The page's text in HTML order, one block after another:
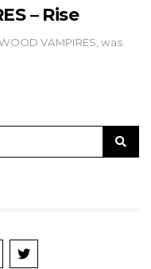
– Rise
VAMPIRES, was